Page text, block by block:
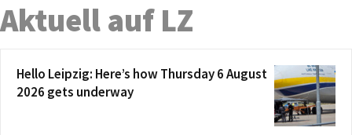
Aktuell auf LZ
Hello Leipzig: Here’s how Thursday 6 August
2026 gets underway